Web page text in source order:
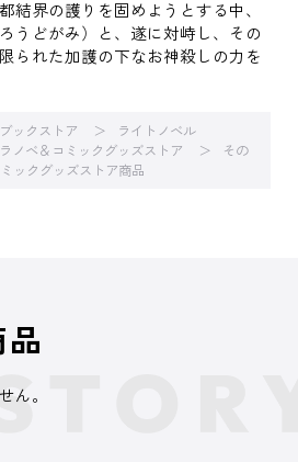
結界の護りを固めようとする中、
うどがみ）と、遂に対峙し、その
れた加護の下なお神殺しの力を
ックストア
ライトノベル
ノベ＆コミックグッズストア
その
ックグッズストア商品
ん。